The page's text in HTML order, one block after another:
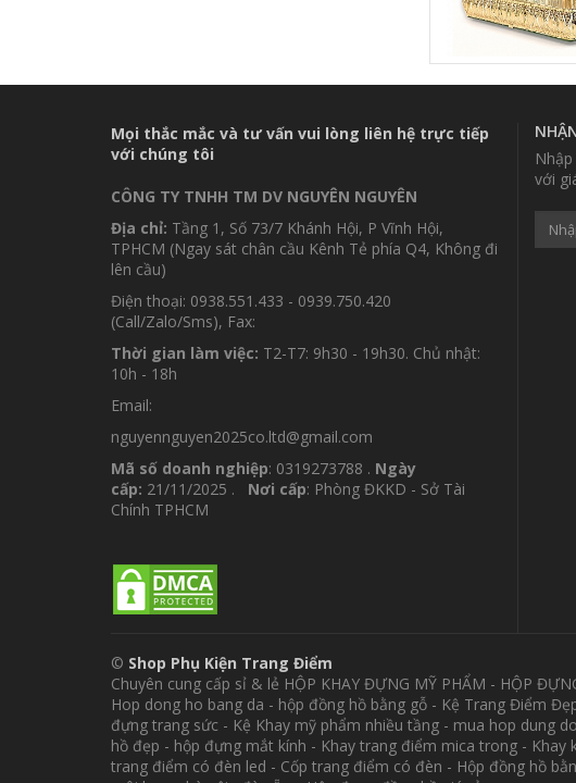
Mọi thắc mắc và tư vấn vui lòng liên hệ trực tiếp
với chúng tôi
CÔNG TY TNHH TM DV NGUYÊN NGUYÊN
Địa chỉ: Tầng 1, Số 73/7 Khánh Hội, P Vĩnh Hội,
TPHCM (Ngay sát chân cầu Kênh Tẻ phía Q4, Không đi
lên cầu)
Điện thoại: 0938.551.433 - 0939.750.420
(Call/Zalo/Sms), Fax:
Thời gian làm việc: T2-T7: 9h30 - 19h30. Chủ nhật:
10h - 18h
Email:
nguyennguyen2025co.ltd@gmail.com
Mã số doanh nghiệp: 0319273788 . Ngày
cấp: 21/11/2025 . Nơi cấp: Phòng ĐKKD - Sở Tài
Chính TPHCM
với
© Shop Phụ Kiện Trang Điểm
Chuyên cung cấp sỉ & lẻ HỘP KHAY ĐỰNG MỸ PHẨM - HỘP
Hop dong ho bang da - hộp đồng hồ bằng gỗ - Kệ Trang Điểm
đựng trang sức - Kệ Khay mỹ phẩm nhiều tầng - mua hop dung
hồ đẹp - hộp đựng mắt kính - Khay trang điểm mica trong - Khay
trang điểm có đèn led - Cốp trang điểm có đèn - Hộp đồng hồ